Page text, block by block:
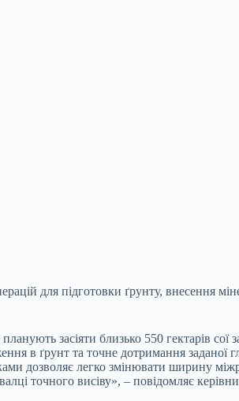
для підготовки ґрунту, внесення
засіяти близько 550 гектарів
в ґрунт та точне дотримання
дозволяє легко змінювати ширину
точного висіву», – повідомляє